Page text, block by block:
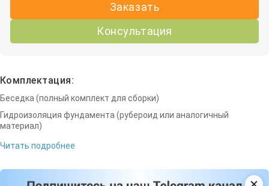
Заказать
Консультация
Комплектация:
Беседка (полный комплект для сборки)
Гидроизоляция фундамента (рубероид или аналогичный
материал)
Читать подробнее